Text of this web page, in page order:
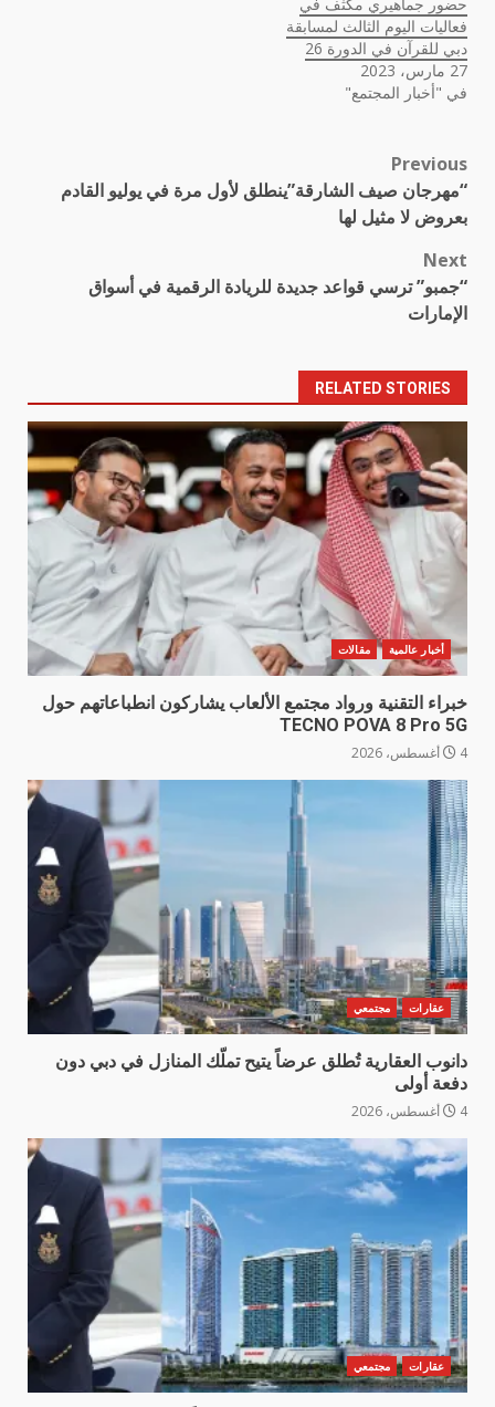
فعاليات اليوم الثالث لمسابقة
دبي للقرآن في الدورة 26
27 مارس، 2023
في "أخبار المجتمع"
Post
navigation
Previous
“مهرجان صيف الشارقة”ينطلق لأول مرة في يوليو القادم
بعروض لا مثيل لها
Next
“جمبو” ترسي قواعد جديدة للريادة الرقمية في أسواق
الإمارات
RELATED STORIES
أخبار عالمية مقالات
خبراء التقنية ورواد مجتمع الألعاب يشاركون انطباعاتهم حول
TECNO POVA 8 Pro 5G
4 أغسطس، 2026
عقارات مجتمعي
دانوب العقارية تُطلق عرضاً يتيح تملّك المنازل في دبي دون
دفعة أولى
4 أغسطس، 2026
عقارات مجتمعي